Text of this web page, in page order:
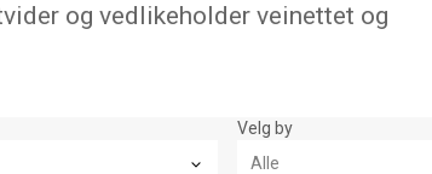
og vedlikeholder veinettet og
Velg by